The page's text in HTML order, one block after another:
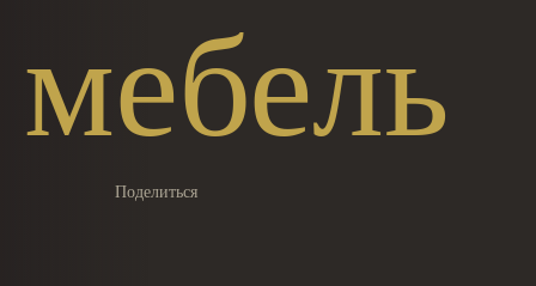
мебель
Поделиться